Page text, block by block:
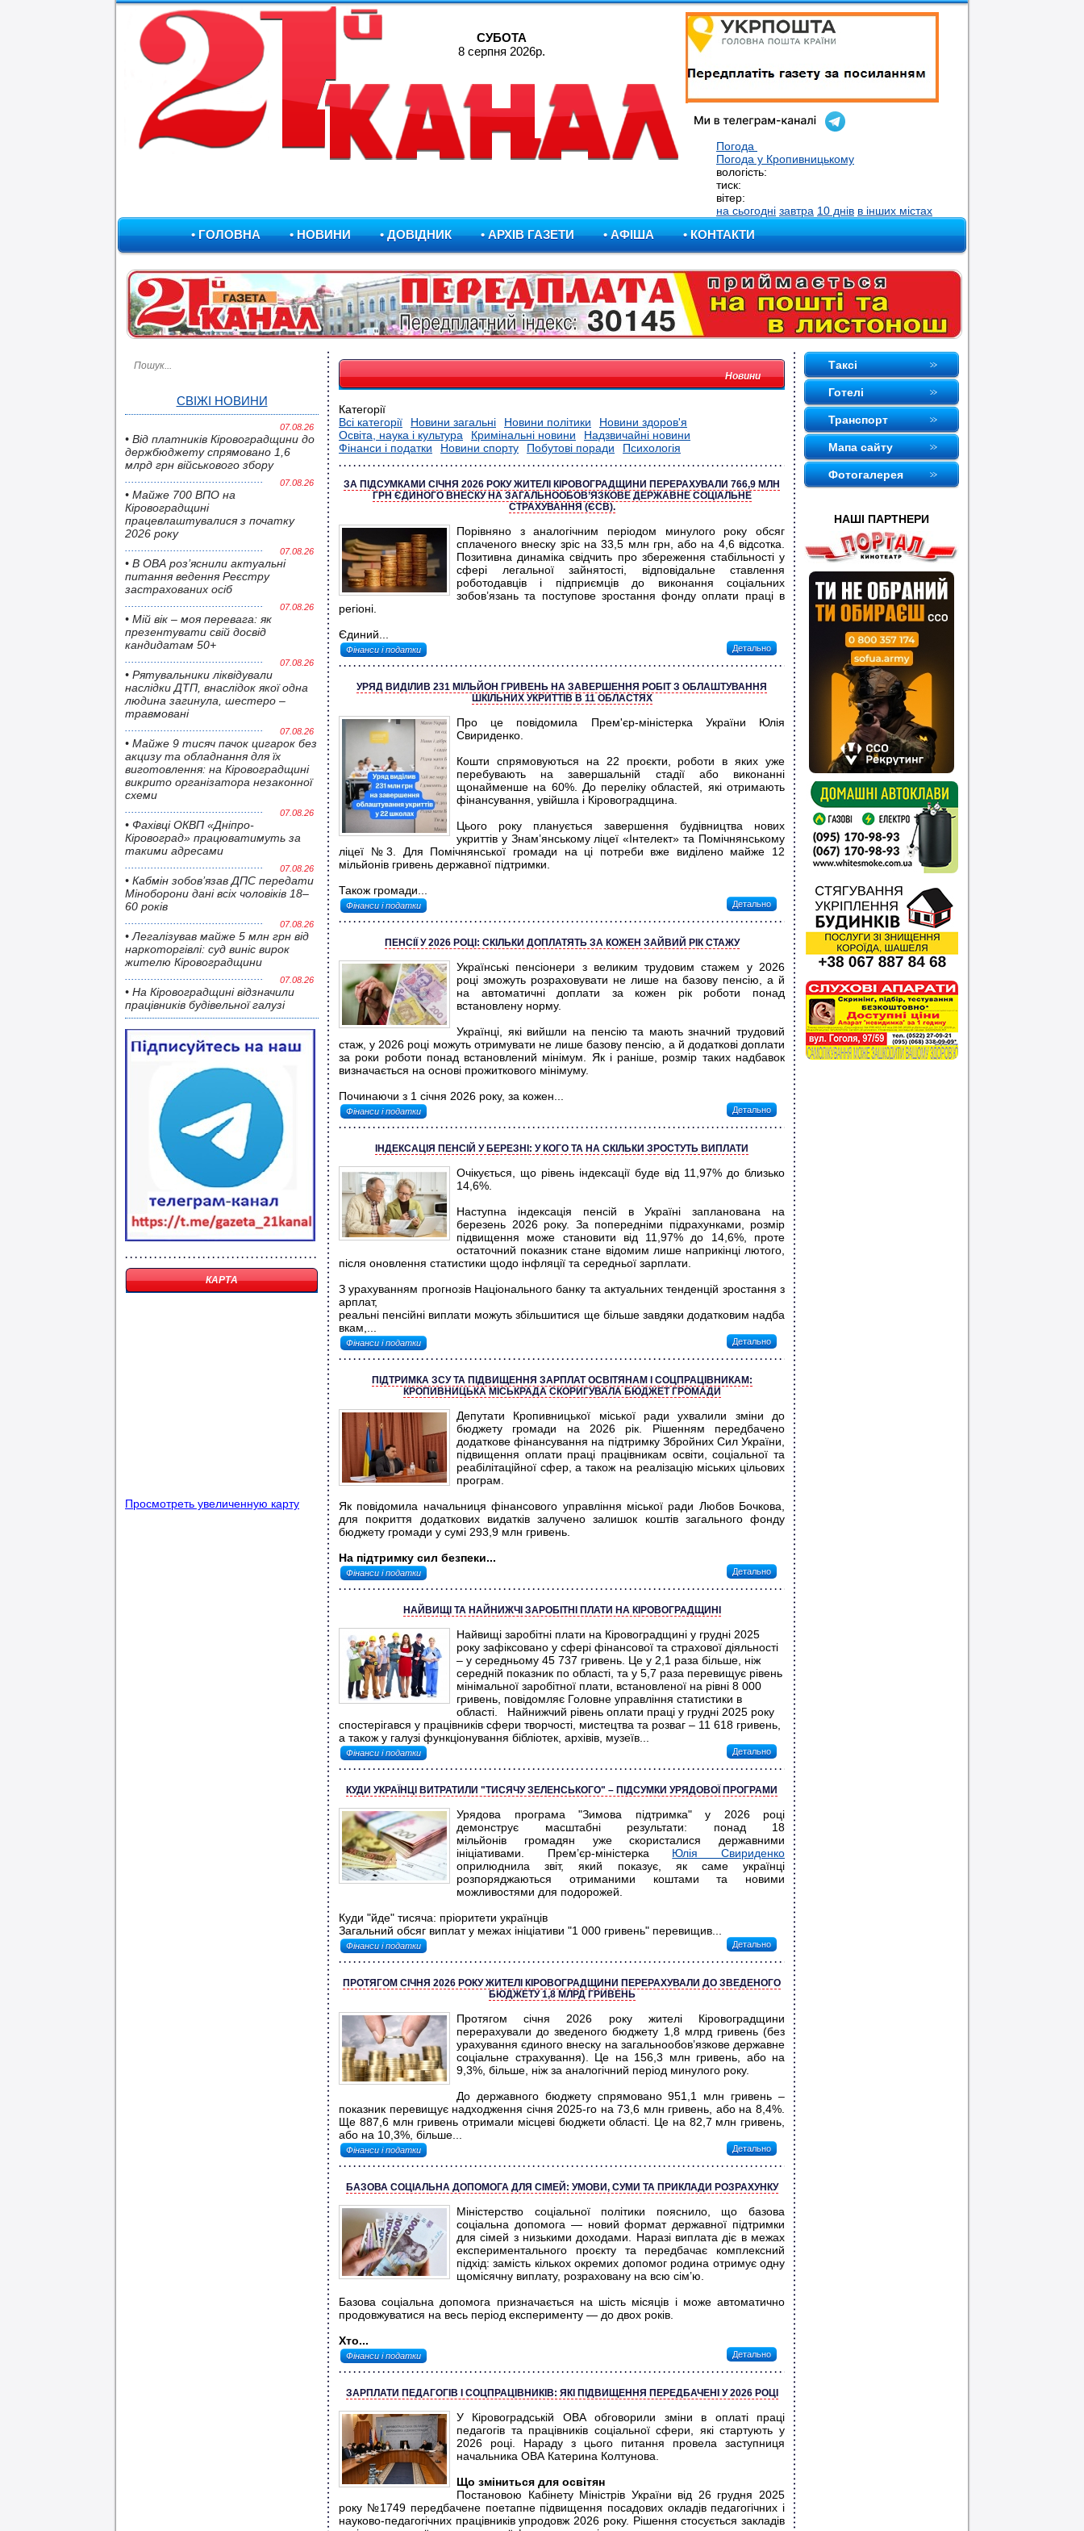
СУБОТА
8 серпня 2026р.
Погода
Погода у Кропивницькому
вологість:
тиск:
вітер:
на сьогодні завтра 10 днів в інших містах
• ГОЛОВНА • НОВИНИ • ДОВІДНИК • АРХІВ ГАЗЕТИ • АФІША • КОНТАКТИ
СВІЖІ НОВИНИ
07.08.26
• Від платників Кіровоградщини до
держбюджету спрямовано 1,6
млрд грн військового збору
07.08.26
• Майже 700 ВПО на
Кіровоградщині
працевлаштувалися з початку
2026 року
07.08.26
• В ОВА роз’яснили актуальні
питання ведення Реєстру
застрахованих осіб
07.08.26
• Мій вік – моя перевага: як
презентувати свій досвід
кандидатам 50+
07.08.26
• Pятувальники ліквідували
наслідки ДТП, внаслідок якої одна
людина загинула, шестеро –
травмовані
07.08.26
• Майже 9 тисяч пачок цигарок без
акцизу та обладнання для їх
виготовлення: на Кіровоградщині
викрито організатора незаконної
схеми
07.08.26
• Фахівці ОКВП «Дніпро-
Кіровоград» працюватимуть за
такими адресами
07.08.26
• Кабмін зобов’язав ДПС передати
Міноборони дані всіх чоловіків 18–
60 років
07.08.26
• Легалізував майже 5 млн грн від
наркоторгівлі: суд виніс вирок
жителю Кіровоградщини
07.08.26
• На Кіровоградщині відзначили
працівників будівельної галузі
КАРТА
Просмотреть увеличенную карту
Новини
Категорії
Всі категорії
Новини загальні Новини політики
Новини здоров'я
Освіта, наука і культура
Кримінальні новини
Надзвичайні новини
Фінанси і податки
Новини спорту Побутові поради Психологія
ЗА ПІДСУМКАМИ СІЧНЯ 2026 РОКУ ЖИТЕЛІ КІРОВОГРАДЩИНИ ПЕРЕРАХУВАЛИ 766,9 МЛН
ГРН ЄДИНОГО ВНЕСКУ НА ЗАГАЛЬНООБОВ’ЯЗКОВЕ ДЕРЖАВНЕ СОЦІАЛЬНЕ
СТРАХУВАННЯ (ЄСВ).
Порівняно з аналогічним періодом минулого року обсяг
сплаченого внеску зріс на 33,5 млн грн, або на 4,6 відсотка.
Позитивна динаміка свідчить про збереження стабільності у
сфері легальної зайнятості, відповідальне ставлення
роботодавців і підприємців до виконання соціальних
зобов’язань та поступове зростання фонду оплати праці в
регіоні.
Єдиний...
Фінанси і податки Детально
УРЯД ВИДІЛИВ 231 МІЛЬЙОН ГРИВЕНЬ НА ЗАВЕРШЕННЯ РОБІТ З ОБЛАШТУВАННЯ
ШКІЛЬНИХ УКРИТТІВ В 11 ОБЛАСТЯХ
Про це повідомила Прем'єр-міністерка України Юлія
Свириденко.
Кошти спрямовуються на 22 проєкти, роботи в яких уже
перебувають на завершальній стадії або виконанні
щонайменше на 60%. До переліку областей, які отримають
фінансування, увійшла і Кіровоградщина.
Цього року планується завершення будівництва нових
укриттів у Знам’янському ліцеї «Інтелект» та Помічнянському
ліцеї №3. Для Помічнянської громади на ці потреби вже виділено майже 12
мільйонів гривень державної підтримки.
Також громади...
Фінанси і податки Детально
ПЕНСІЇ У 2026 РОЦІ: СКІЛЬКИ ДОПЛАТЯТЬ ЗА КОЖЕН ЗАЙВИЙ РІК СТАЖУ
Українські пенсіонери з великим трудовим стажем у 2026
році зможуть розраховувати не лише на базову пенсію, а й
на автоматичні доплати за кожен рік роботи понад
встановлену норму.
Українці, які вийшли на пенсію та мають значний трудовий
стаж, у 2026 році можуть отримувати не лише базову пенсію, а й додаткові доплати
за роки роботи понад встановлений мінімум. Як і раніше, розмір таких надбавок
визначається на основі прожиткового мінімуму.
Починаючи з 1 січня 2026 року, за кожен...
Фінанси і податки Детально
ІНДЕКСАЦІЯ ПЕНСІЙ У БЕРЕЗНІ: У КОГО ТА НА СКІЛЬКИ ЗРОСТУТЬ ВИПЛАТИ
Очікується, що рівень індексації буде від 11,97% до близько
14,6%.
Наступна індексація пенсій в Україні запланована на
березень 2026 року. За попередніми підрахунками, розмір
підвищення може становити від 11,97% до 14,6%, проте
остаточний показник стане відомим лише наприкінці лютого,
після оновлення статистики щодо інфляції та середньої зарплати.
З урахуванням прогнозів Національного банку та актуальних тенденцій зростання з
арплат,
реальні пенсійні виплати можуть збільшитися ще більше завдяки додатковим надба
вкам,...
Фінанси і податки Детально
ПІДТРИМКА ЗСУ ТА ПІДВИЩЕННЯ ЗАРПЛАТ ОСВІТЯНАМ І СОЦПРАЦІВНИКАМ:
КРОПИВНИЦЬКА МІСЬКРАДА СКОРИГУВАЛА БЮДЖЕТ ГРОМАДИ
Депутати Кропивницької міської ради ухвалили зміни до
бюджету громади на 2026 рік. Рішенням передбачено
додаткове фінансування на підтримку Збройних Сил України,
підвищення оплати праці працівникам освіти, соціальної та
реабілітаційної сфер, а також на реалізацію міських цільових
програм.
Як повідомила начальниця фінансового управління міської ради Любов Бочкова,
для покриття додаткових видатків залучено залишок коштів загального фонду
бюджету громади у сумі 293,9 млн гривень.
На підтримку сил безпеки...
Фінанси і податки Детально
НАЙВИЩІ ТА НАЙНИЖЧІ ЗАРОБІТНІ ПЛАТИ НА КІРОВОГРАДЩИНІ
Найвищі заробітні плати на Кіровоградщині у грудні 2025
року зафіксовано у сфері фінансової та страхової діяльності
– у середньому 45 737 гривень. Це у 2,1 раза більше, ніж
середній показник по області, та у 5,7 раза перевищує рівень
мінімальної заробітної плати, встановленої на рівні 8 000
гривень, повідомляє Головне управління статистики в
області. Найнижчий рівень оплати праці у грудні 2025 року
спостерігався у працівників сфери творчості, мистецтва та розваг – 11 618 гривень,
а також у галузі функціонування бібліотек, архівів, музеїв...
Фінанси і податки Детально
КУДИ УКРАЇНЦІ ВИТРАТИЛИ "ТИСЯЧУ ЗЕЛЕНСЬКОГО" – ПІДСУМКИ УРЯДОВОЇ ПРОГРАМИ
Урядова програма "Зимова підтримка" у 2026 році
демонструє масштабні результати: понад 18
мільйонів громадян уже скористалися державними
ініціативами. Прем’єр-міністерка Юлія Свириденко
оприлюднила звіт, який показує, як саме українці
розпоряджаються отриманими коштами та новими
можливостями для подорожей.
Куди "йде" тисяча: пріоритети українців
Загальний обсяг виплат у межах ініціативи "1 000 гривень" перевищив...
Фінанси і податки Детально
ПРОТЯГОМ СІЧНЯ 2026 РОКУ ЖИТЕЛІ КІРОВОГРАДЩИНИ ПЕРЕРАХУВАЛИ ДО ЗВЕДЕНОГО
БЮДЖЕТУ 1,8 МЛРД ГРИВЕНЬ
Протягом січня 2026 року жителі Кіровоградщини
перерахували до зведеного бюджету 1,8 млрд гривень (без
урахування єдиного внеску на загальнообов’язкове державне
соціальне страхування). Це на 156,3 млн гривень, або на
9,3%, більше, ніж за аналогічний період минулого року.
До державного бюджету спрямовано 951,1 млн гривень –
показник перевищує надходження січня 2025-го на 73,6 млн гривень, або на 8,4%.
Ще 887,6 млн гривень отримали місцеві бюджети області. Це на 82,7 млн гривень,
або на 10,3%, більше...
Фінанси і податки Детально
БАЗОВА СОЦІАЛЬНА ДОПОМОГА ДЛЯ СІМЕЙ: УМОВИ, СУМИ ТА ПРИКЛАДИ РОЗРАХУНКУ
Міністерство соціальної політики пояснило, що базова
соціальна допомога — новий формат державної підтримки
для сімей з низькими доходами. Наразі виплата діє в межах
експериментального проєкту та передбачає комплексний
підхід: замість кількох окремих допомог родина отримує одну
щомісячну виплату, розраховану на всю сім’ю.
Базова соціальна допомога призначається на шість місяців і може автоматично
продовжуватися на весь період експерименту — до двох років.
Хто...
Фінанси і податки Детально
ЗАРПЛАТИ ПЕДАГОГІВ І СОЦПРАЦІВНИКІВ: ЯКІ ПІДВИЩЕННЯ ПЕРЕДБАЧЕНІ У 2026 РОЦІ
У Кіровоградській ОВА обговорили зміни в оплаті праці
педагогів та працівників соціальної сфери, які стартують у
2026 році. Нараду з цього питання провела заступниця
начальника ОВА Катерина Колтунова.
Що зміниться для освітян
Постановою Кабінету Міністрів України від 26 грудня 2025
року №1749 передбачене поетапне підвищення посадових окладів педагогічних і
науково-педагогічних працівників упродовж 2026 року. Рішення стосується закладів
Таксi
Готелi
Транспорт
Мапа сайту
Фотогалерея
НАШI ПАРТНЕРИ